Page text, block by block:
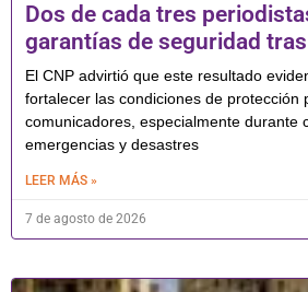
Dos de cada tres
garantías de seguridad
El CNP advirtió que este resultado
fortalecer las condiciones de protección
comunicadores, especialmente durante
emergencias y desastres
LEER MÁS »
7 de agosto de 2026